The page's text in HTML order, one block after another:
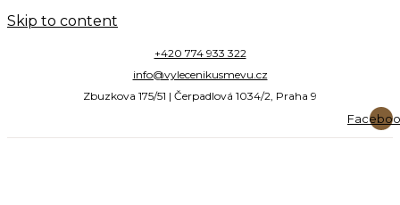
Skip to content
+420 774 933 322
info@vylecenikusmevu.cz
Zbuzkova 175/51 | Čerpadlová 1034/2, Praha 9